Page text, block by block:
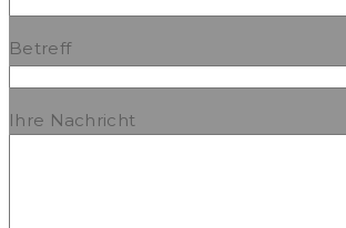
Betreff
Ihre Nachricht